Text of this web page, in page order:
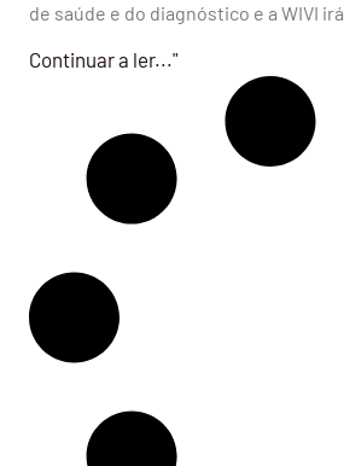
de saúde e do diagnóstico e a WIVI irá
Continuar a ler..."